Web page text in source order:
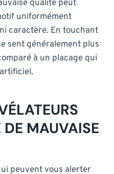
qualité peut
uniformément
caractère. En touchant
sent généralement plus
à un placage qui
DE MAUVAISE
peuvent vous alerter